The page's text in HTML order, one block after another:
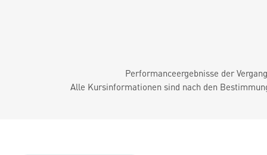
Performanceergebnisse der
Alle Kursinformationen sind nach den